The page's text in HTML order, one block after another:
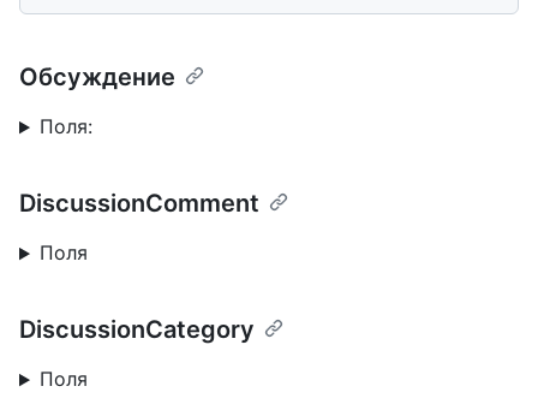
Обсуждение
Поля:
DiscussionComment
Поля
DiscussionCategory
Поля